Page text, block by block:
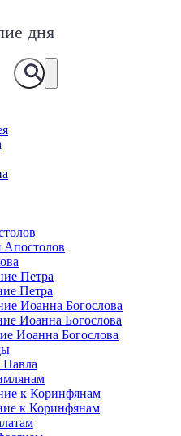
дня
Петра
Петра
Иоанна Богослова
Иоанна Богослова
Иоанна Богослова
Павла
к Коринфянам
к Коринфянам